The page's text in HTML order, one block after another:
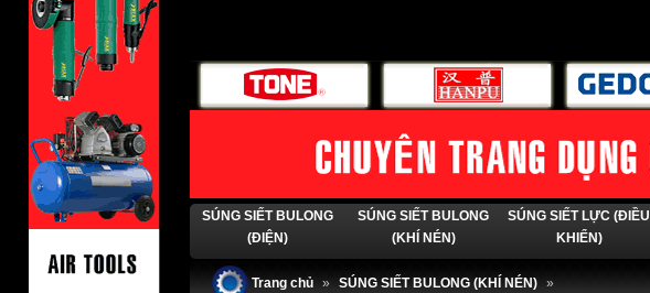
SÚNG SIẾT BULONG
(ĐIỆN)
SÚNG SIẾT BULONG
(KHÍ NÉN)
SÚNG SIẾT LỰC (ĐIỀU
KHIỂN)
Trang chủ » SÚNG SIẾT BULONG (KHÍ NÉN) »